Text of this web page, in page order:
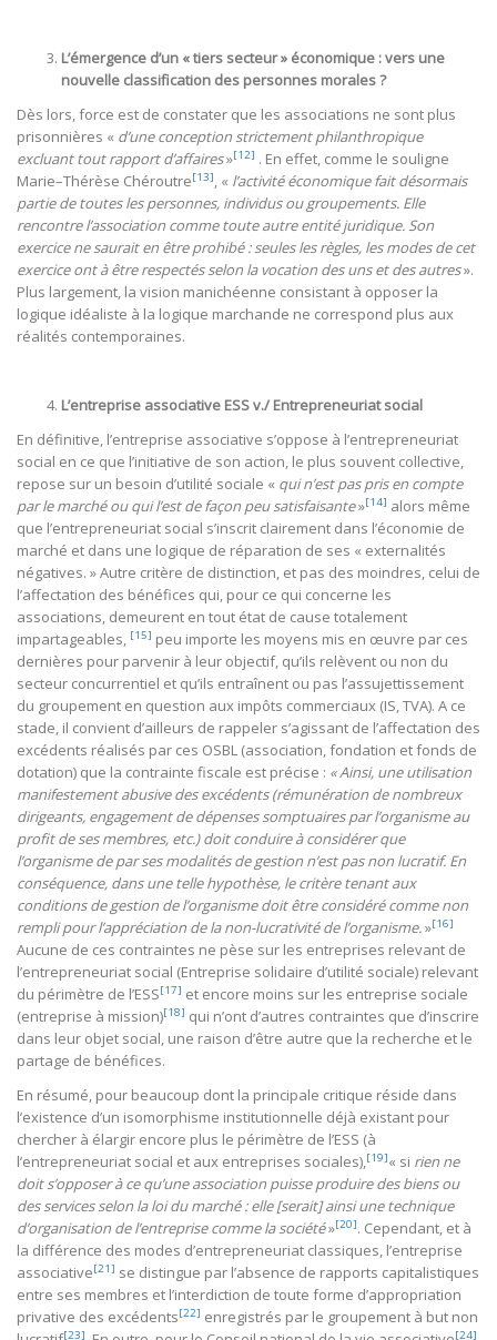
L’émergence d’un « tiers secteur » économique : vers une
nouvelle classification des personnes morales ?
Dès lors, force est de constater que les associations ne sont plus
prisonnières « d’une conception strictement philanthropique
excluant tout rapport d’affaires»[12] . En effet, comme le souligne
Marie–Thérèse Chéroutre[13], « l’activité économique fait désormais
partie de toutes les personnes, individus ou groupements. Elle
rencontre l’association comme toute autre entité juridique. Son
exercice ne saurait en être prohibé : seules les règles, les modes de cet
exercice ont à être respectés selon la vocation des uns et des autres».
Plus largement, la vision manichéenne consistant à opposer la
logique idéaliste à la logique marchande ne correspond plus aux
réalités contemporaines.
L’entreprise associative ESS v./ Entrepreneuriat social
En définitive, l’entreprise associative s’oppose à l’entrepreneuriat
social en ce que l’initiative de son action, le plus souvent collective,
repose sur un besoin d’utilité sociale « qui n’est pas pris en compte
par le marché ou qui l’est de façon peu satisfaisante»[14] alors même
que l’entrepreneuriat social s’inscrit clairement dans l’économie de
marché et dans une logique de réparation de ses « externalités
négatives. » Autre critère de distinction, et pas des moindres, celui de
l’affectation des bénéfices qui, pour ce qui concerne les
associations, demeurent en tout état de cause totalement
impartageables, [15] peu importe les moyens mis en œuvre par ces
dernières pour parvenir à leur objectif, qu’ils relèvent ou non du
secteur concurrentiel et qu’ils entraînent ou pas l’assujettissement
du groupement en question aux impôts commerciaux (IS, TVA). A ce
stade, il convient d’ailleurs de rappeler s’agissant de l’affectation des
excédents réalisés par ces OSBL (association, fondation et fonds de
dotation) que la contrainte fiscale est précise : « Ainsi, une utilisation
manifestement abusive des excédents (rémunération de nombreux
dirigeants, engagement de dépenses somptuaires par l’organisme au
profit de ses membres, etc.) doit conduire à considérer que
l’organisme de par ses modalités de gestion n’est pas non lucratif. En
conséquence, dans une telle hypothèse, le critère tenant aux
conditions de gestion de l’organisme doit être considéré comme non
rempli pour l’appréciation de la non-lucrativité de l’organisme.»[16]
Aucune de ces contraintes ne pèse sur les entreprises relevant de
l’entrepreneuriat social (Entreprise solidaire d’utilité sociale) relevant
du périmètre de l’ESS[17] et encore moins sur les entreprise sociale
(entreprise à mission)[18] qui n’ont d’autres contraintes que d’inscrire
dans leur objet social, une raison d’être autre que la recherche et le
partage de bénéfices.
En résumé, pour beaucoup dont la principale critique réside dans
l’existence d’un isomorphisme institutionnelle déjà existant pour
chercher à élargir encore plus le périmètre de l’ESS (à
l’entrepreneuriat social et aux entreprises sociales),[19]« si rien ne
doit s’opposer à ce qu’une association puisse produire des biens ou
des services selon la loi du marché : elle [serait] ainsi une technique
d’organisation de l’entreprise comme la société»[20]. Cependant, et à
la différence des modes d’entrepreneuriat classiques, l’entreprise
associative[21] se distingue par l’absence de rapports capitalistiques
entre ses membres et l’interdiction de toute forme d’appropriation
privative des excédents[22] enregistrés par le groupement à but non
[23] [24]